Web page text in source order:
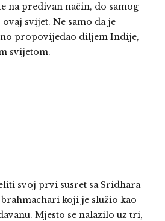
na predivan način, do samog
svijet. Ne samo da je
propovijedao diljem Indije,
svijetom.
svoj prvi susret sa Sridhara
koji je služio kao
Mjesto se nalazilo uz tri,